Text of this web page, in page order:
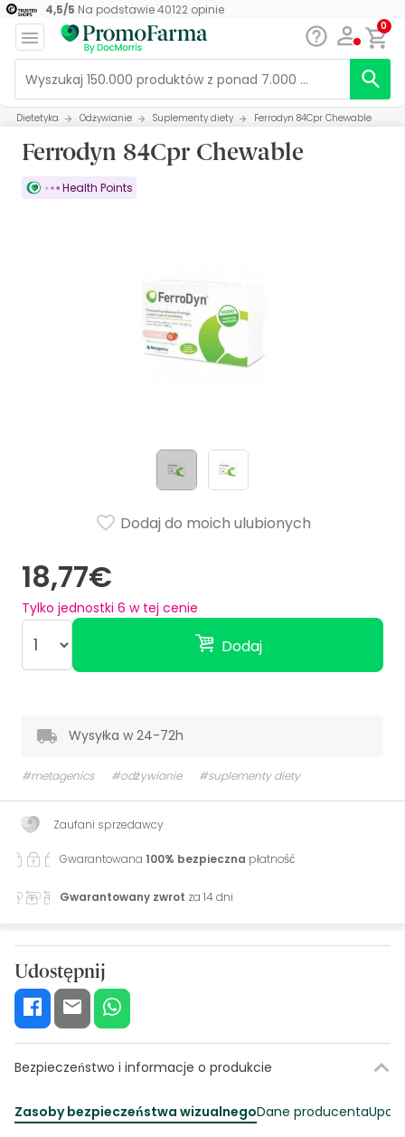
4,5/5 Na podstawie40122opinie
0
Dietetyka Odżywianie Suplementy diety Ferrodyn 84Cpr Chewable
Ferrodyn 84Cpr Chewable
Health Points
18,77€
Tylko jednostki 6 w tej cenie
Dodaj
Dodaj do moich ulubionych
Wysyłka w 24-72h
#metagenics #odżywianie #suplementy diety
Zaufani sprzedawcy
Gwarantowana 100% bezpieczna płatność
Gwarantowany zwrot za 14 dni
Udostępnij
Bezpieczeństwo i informacje o produkcie
Zasoby bezpieczeństwa wizualnegoDane producenta